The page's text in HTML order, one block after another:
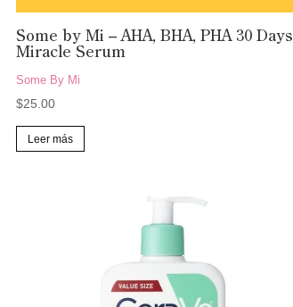
Some by Mi – AHA, BHA, PHA 30 Days
Miracle Serum
Some By Mi
$25.00
Leer más